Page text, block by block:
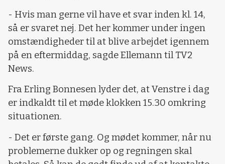
- Hvis man gerne vil have et svar inden kl. 14,
så er svaret nej. Det her kommer under ingen
omstændigheder til at blive arbejdet igennem
på en eftermiddag, sagde Ellemann til TV2
News.
Fra Erling Bonnesen lyder det, at Venstre i dag
er indkaldt til et møde klokken 15.30 omkring
situationen.
- Det er første gang. Og mødet kommer, når nu
problemerne dukker op og regningen skal